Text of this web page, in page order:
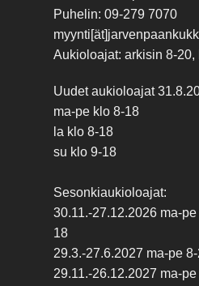
Puhelin: 09-279 7070
Aukioloajat: arkisin 8-20,
Uudet aukioloajat
ma-pe klo 8-18
la klo 8-18
su klo 9-18
Sesonkiaukioloajat:
30.11.-27.12.2026 ma-
18
29.3.-27.6.2027 ma-pe
29.11.-26.12.2027 ma-